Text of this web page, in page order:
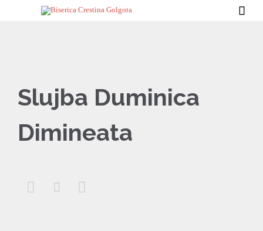

Slujba Duminica
Dimineata
  